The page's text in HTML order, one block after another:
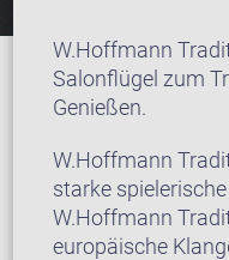
W.Hoffmann
Salonflügel zum
Genießen.
W.Hoffmann
starke
W.Hoffmann
europäische